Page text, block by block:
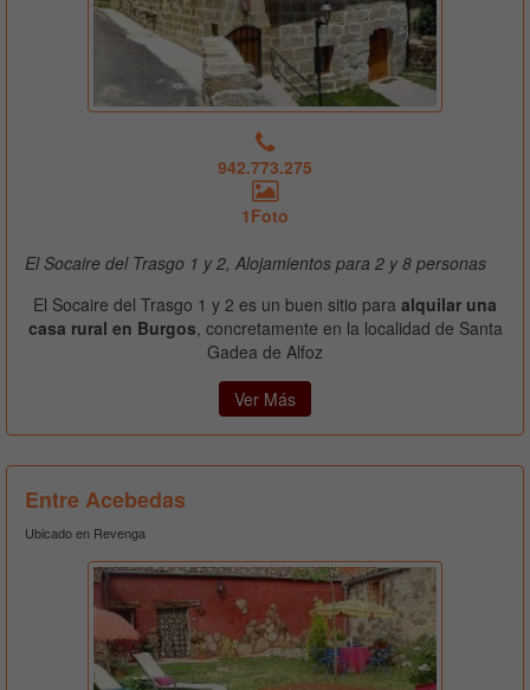
942.773.275
1Foto
El Socaire del Trasgo 1 y 2, Alojamientos para 2 y 8 personas
El Socaire del Trasgo 1 y 2 es un buen sitio para alquilar una
casa rural en Burgos, concretamente en la localidad de Santa
Gadea de Alfoz
Ver Más
Entre Acebedas
Ubicado en Revenga